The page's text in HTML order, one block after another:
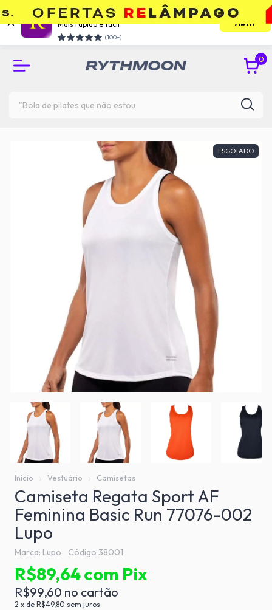
Use o app e economize
Mais rápido e facil
(100+)
Abrir
RETIRE GRÁTIS NA UNIDADE DO TATUAPÉ
0
ESGOTADO
Início Vestuário Camisetas
Camiseta Regata Sport AF
Feminina Basic Run 77076-002
Lupo
Marca: Lupo Código 38001
R$99,60
R$89,64com Pix
2 x de R$49,80 sem juros